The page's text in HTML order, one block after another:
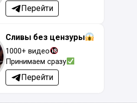
Перейти
Сливы без цензуры
1000+ видео
Принимаем сразу
Перейти